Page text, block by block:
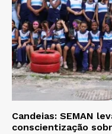
Candeias: SEMAN
conscientização